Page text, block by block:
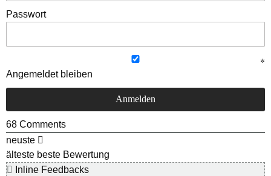
Passwort
Angemeldet bleiben
68 Comments
neuste
älteste beste Bewertung
Inline Feedbacks